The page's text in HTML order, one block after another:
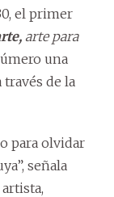
el primer
arte para
una
de la
para olvidar
señala